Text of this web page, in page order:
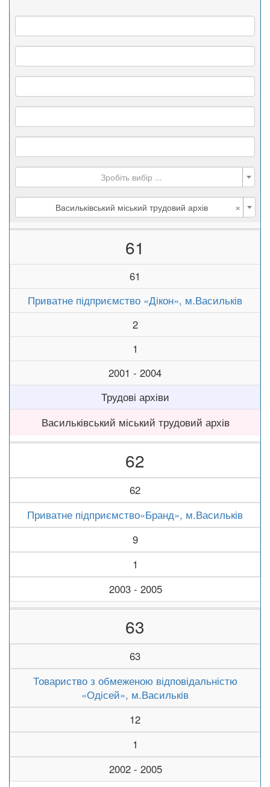
Зробіть вибір ...
×
Васильківський міський трудовий архів
61
61
Приватне підприємство «Дікон», м.Васильків
2
1
2001 - 2004
Трудові архіви
Васильківський міський трудовий архів
62
62
Приватне підприємство«Бранд», м.Васильків
9
1
2003 - 2005
63
63
Товариство з обмеженою відповідальністю
«Одісей», м.Васильків
12
1
2002 - 2005